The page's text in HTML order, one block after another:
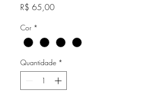
R$ 65,00Preço
Cor *
Quantidade *